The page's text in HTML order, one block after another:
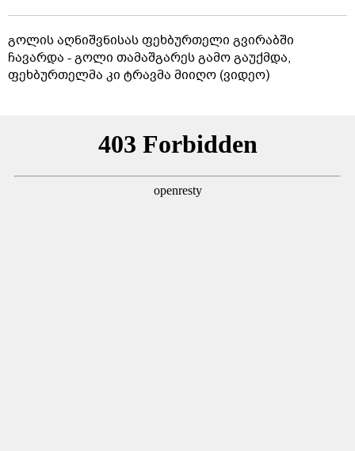
გოლის აღნიშვნისას ფეხბურთელი გვირაბში
ჩავარდა - გოლი თამაშგარეს გამო გაუქმდა,
ფეხბურთელმა კი ტრავმა მიიღო (ვიდეო)